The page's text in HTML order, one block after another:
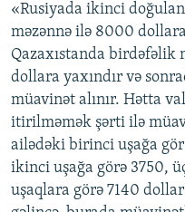
«Rusiyada ikinci
məzənnə ilə 8000
Qazaxıstanda birdəfəlik
dollara yaxındır və
müavinət alınır. Hətta
itirilməmək şərti ilə
ailədəki birinci uşağa
ikinci uşağa görə 3750,
uşaqlara görə 7140